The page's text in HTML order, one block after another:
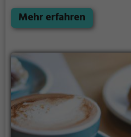
zwischen einer
Kaffeespezialitäten und
mit Freunden zu treffen, zu
paar Stunden in
verbringen. Neben dem
findet man hier auch eine
Tees und leckeren Snacks.
Weihenstephan ist ein Ort,
kulinarisch verwöhnen
vollen Zügen genießen kann.
Mehr erfahren